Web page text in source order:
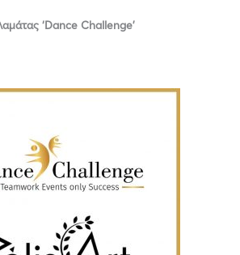
‘Dance Challenge’